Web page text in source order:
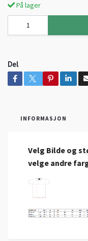
På lager
Del
INFORMASJON
Velg Bilde og
velge andre